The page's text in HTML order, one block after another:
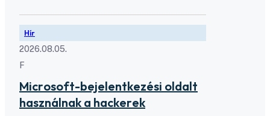
Hír
2026.08.05.
F
Microsoft-bejelentkezési oldalt
használnak a hackerek